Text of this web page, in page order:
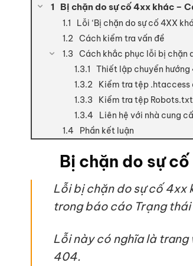
Bị chặn do sự cố 4xx khác –
Lỗi ‘Bị chặn do sự cố 4XX
Cách kiểm tra vấn đề
Cách khắc phục lỗi bị chặn
Thiết lập chuyển hướng
Kiểm tra tệp .htaccess
Kiểm tra tệp
Liên hệ với nhà cung
Phần kết luận
Bị chặn do sự
Lỗi bị chặn do sự cố 4xx
trong báo cáo Trạng thái
Lỗi này có nghĩa là
404.